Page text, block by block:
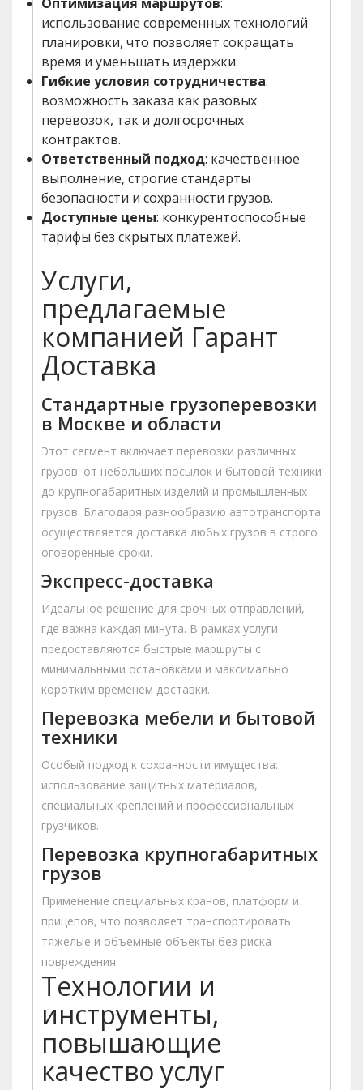
использование современных технологий
планировки, что позволяет сокращать
время и уменьшать издержки.
Гибкие условия сотрудничества:
возможность заказа как разовых
перевозок, так и долгосрочных
контрактов.
Ответственный подход: качественное
выполнение, строгие стандарты
безопасности и сохранности грузов.
Доступные цены: конкурентоспособные
тарифы без скрытых платежей.
Услуги,
предлагаемые
компанией Гарант
Доставка
Стандартные грузоперевозки
в Москве и области
Этот сегмент включает перевозки различных
грузов: от небольших посылок и бытовой техники
до крупногабаритных изделий и промышленных
грузов. Благодаря разнообразию автотранспорта
осуществляется доставка любых грузов в строго
оговоренные сроки.
Экспресс-доставка
Идеальное решение для срочных отправлений,
где важна каждая минута. В рамках услуги
предоставляются быстрые маршруты с
минимальными остановками и максимально
коротким временем доставки.
Перевозка мебели и бытовой
техники
Особый подход к сохранности имущества:
использование защитных материалов,
специальных креплений и профессиональных
грузчиков.
Перевозка крупногабаритных
грузов
Применение специальных кранов, платформ и
прицепов, что позволяет транспортировать
тяжелые и объемные объекты без риска
повреждения.
Технологии и
инструменты,
повышающие
качество услуг